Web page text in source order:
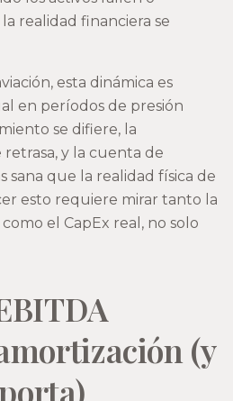
realidad financiera se
esta dinámica es
en períodos de presión
se difiere, la
y la cuenta de
sana que la realidad física de
esto requiere mirar tanto la
el CapEx real, no solo
(y